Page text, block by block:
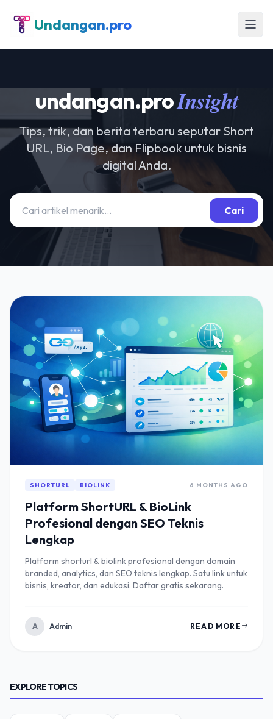
Undangan.pro
undangan.proInsight
Tips, trik, dan berita terbaru seputar Short
URL, Bio Page, dan Flipbook untuk bisnis
digital Anda.
Cari
SHORTURL BIOLINK 6 MONTHS AGO
Platform ShortURL & BioLink
Profesional dengan SEO Teknis
Lengkap
Platform shorturl & biolink profesional dengan domain
branded, analytics, dan SEO teknis lengkap. Satu link untuk
bisnis, kreator, dan edukasi. Daftar gratis sekarang.
A Admin READ MORE
EXPLORE TOPICS